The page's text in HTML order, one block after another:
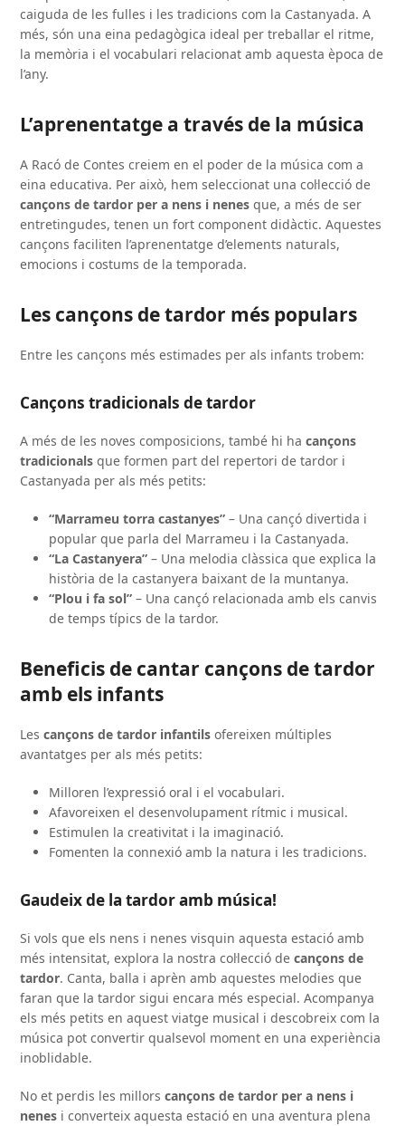
caiguda de les fulles i les tradicions com la Castanyada. A
més, són una eina pedagògica ideal per treballar el ritme,
la memòria i el vocabulari relacionat amb aquesta època de
l’any.
L’aprenentatge a través de la música
A Racó de Contes creiem en el poder de la música com a
eina educativa. Per això, hem seleccionat una col·lecció de
cançons de tardor per a nens i nenes que, a més de ser
entretingudes, tenen un fort component didàctic. Aquestes
cançons faciliten l’aprenentatge d’elements naturals,
emocions i costums de la temporada.
Les cançons de tardor més populars
Entre les cançons més estimades per als infants trobem:
Cançons tradicionals de tardor
A més de les noves composicions, també hi hacançons
tradicionals que formen part del repertori de tardor i
Castanyada per als més petits:
“Marrameu torra castanyes” – Una cançó divertida i
popular que parla del Marrameu i la Castanyada.
“La Castanyera” – Una melodia clàssica que explica la
història de la castanyera baixant de la muntanya.
“Plou i fa sol” – Una cançó relacionada amb els canvis
de temps típics de la tardor.
Beneficis de cantar cançons de tardor
amb els infants
Lescançons de tardor infantils ofereixen múltiples
avantatges per als més petits:
Milloren l’expressió oral i el vocabulari.
Afavoreixen el desenvolupament rítmic i musical.
Estimulen la creativitat i la imaginació.
Fomenten la connexió amb la natura i les tradicions.
Gaudeix de la tardor amb música!
Si vols que els nens i nenes visquin aquesta estació amb
més intensitat, explora la nostra col·lecció decançons de
tardor. Canta, balla i aprèn amb aquestes melodies que
faran que la tardor sigui encara més especial. Acompanya
els més petits en aquest viatge musical i descobreix com la
música pot convertir qualsevol moment en una experiència
inoblidable.
No et perdis les millorscançons de tardor per a nens i
nenes i converteix aquesta estació en una aventura plena